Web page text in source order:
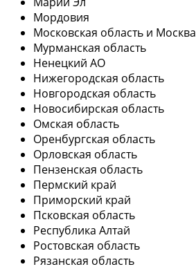
Мордовия
Московская область и Москва
Мурманская область
Ненецкий АО
Нижегородская область
Новгородская область
Новосибирская область
Омская область
Оренбургская область
Орловская область
Пензенская область
Пермский край
Приморский край
Псковская область
Республика Алтай
Ростовская область
Рязанская область